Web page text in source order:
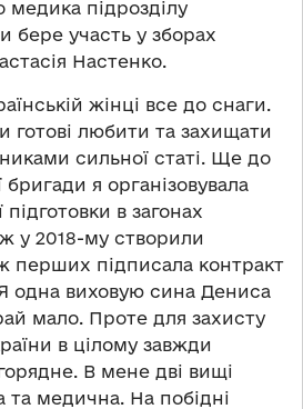
медика підрозділу
бере участь у зборах
Настенко.
жінці все до снаги.
любити та захищати
сильної статі. Ще до
я організовувала
в загонах
у 2018-му створили
перших підписала контракт
Я одна виховую сина Дениса
мало. Проте для захисту
в цілому завжди
В мене дві вищі
медична. На побідні